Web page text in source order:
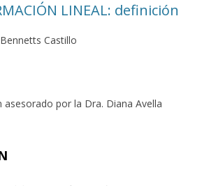
LINEAL: definición
Castillo
por la Dra. Diana Avella